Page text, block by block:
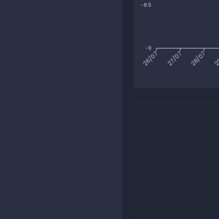
-8.5
-9
26/07 27/07 28/07